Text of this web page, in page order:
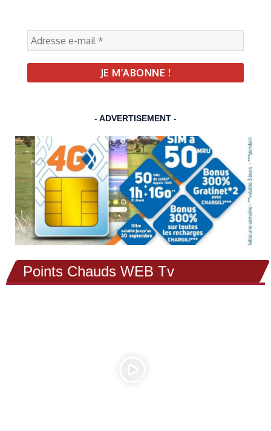
- ADVERTISEMENT -
Points Chauds WEB Tv